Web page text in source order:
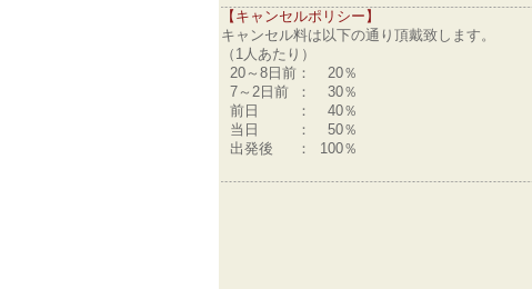
【キャンセルポリシー】
キャンセル料は以下の通り頂戴致します。
（1人あたり）
20～8日前：
20％
7～2日前
：
30％
前日
：
40％
当日
：
50％
出発後
： 100％